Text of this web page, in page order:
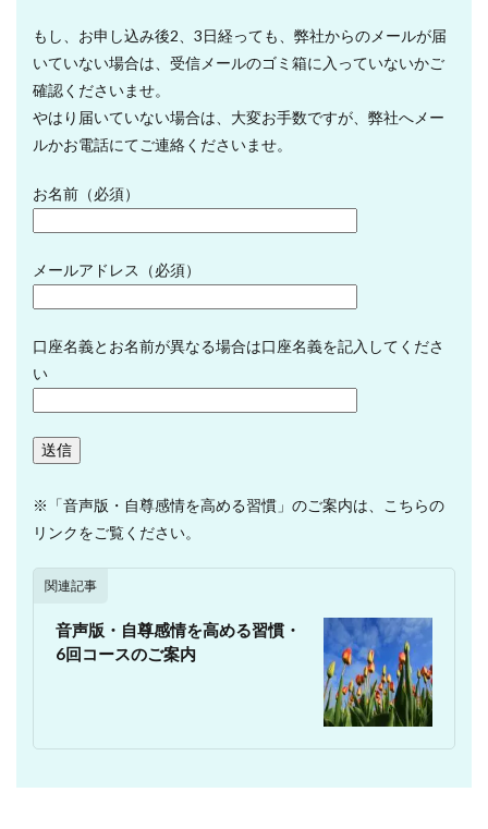
もし、お申し込み後2、3日経っても、弊社からのメールが届
いていない場合は、受信メールのゴミ箱に入っていないかご
確認くださいませ。
やはり届いていない場合は、大変お手数ですが、弊社へメー
ルかお電話にてご連絡くださいませ。
お名前（必須）
メールアドレス（必須）
口座名義とお名前が異なる場合は口座名義を記入してくださ
い
※「音声版・自尊感情を高める習慣」のご案内は、こちらの
リンクをご覧ください。
関連記事
音声版・自尊感情を高める習慣・
6回コースのご案内